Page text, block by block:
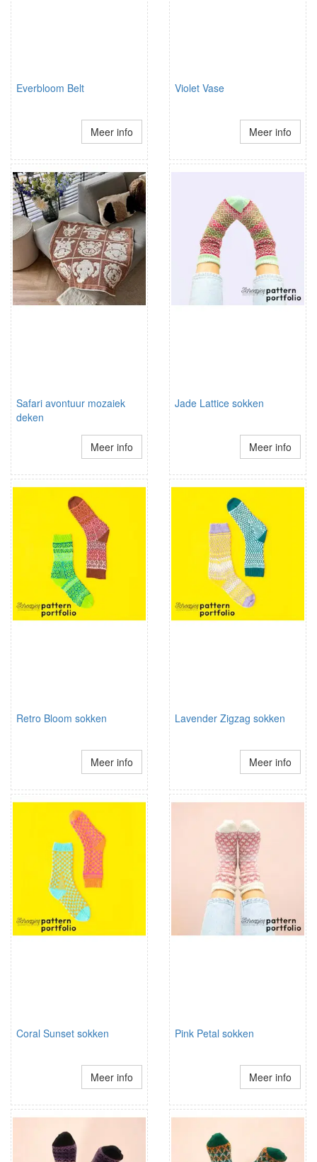
Everbloom Belt
Meer info
Violet Vase
Meer info
Safari avontuur mozaiek
deken
Meer info
Jade Lattice sokken
Meer info
Retro Bloom sokken
Meer info
Lavender Zigzag sokken
Meer info
Coral Sunset sokken
Meer info
Pink Petal sokken
Meer info